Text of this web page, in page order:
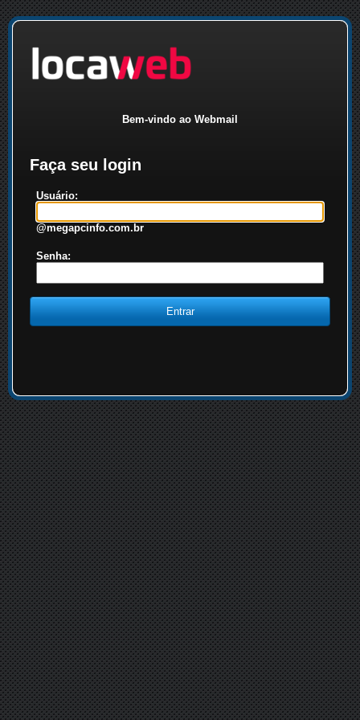
Bem-vindo ao Webmail
Faça seu login
Usuário:
@megapcinfo.com.br
Senha: